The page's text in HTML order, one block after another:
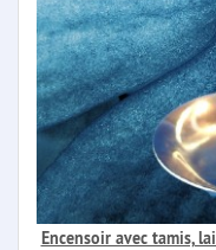
Encensoir avec tamis,